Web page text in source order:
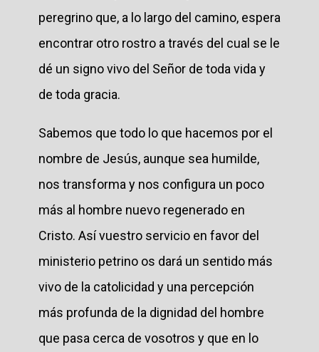
peregrino que, a lo largo del camino, espera
encontrar otro rostro a través del cual se le
dé un signo vivo del Señor de toda vida y
de toda gracia.
Sabemos que todo lo que hacemos por el
nombre de Jesús, aunque sea humilde,
nos transforma y nos configura un poco
más al hombre nuevo regenerado en
Cristo. Así vuestro servicio en favor del
ministerio petrino os dará un sentido más
vivo de la catolicidad y una percepción
más profunda de la dignidad del hombre
que pasa cerca de vosotros y que en lo